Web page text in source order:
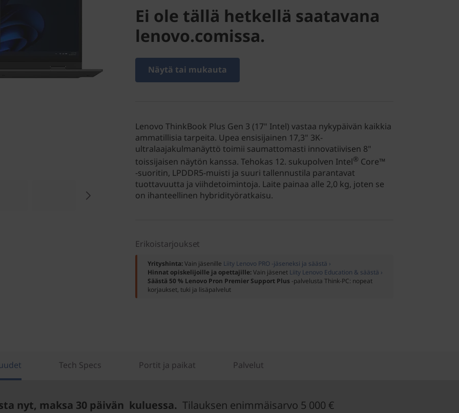
Ei ole tällä hetkellä saatavana
lenovo.comissa.
Näytä tai mukauta
Lenovo ThinkBook Plus Gen 3 (17" Intel) vastaa nykypäivän kaikkia
ammatillisia tarpeita. Upea ensisijainen 17,3" 3K-
ultralaajakulmanäyttö toimii saumattomasti innovatiivisen 8"
toissijaisen näytön kanssa. Tehokas 12. sukupolven Intel® Core™
‑suoritin, LPDDR5-muisti ja suuri tallennustila parantavat
tuottavuutta ja viihdetoimintoja. Laite painaa alle 2,0 kg, joten se
on ihanteellinen hybridityöratkaisu.
Erikoistarjoukset
Yrityshinta:Vain jäsenille Liity Lenovo PRO -jäseneksi ja säästä ›
Hinnat opiskelijoille ja opettajille:Vain jäsenet Liity Lenovo Education & säästä ›
Säästä 50 % Lenovo Pron Premier Support Plus -palvelusta Think-PC: nopeat
korjaukset, tuki ja lisäpalvelut
Tech Specs Portit ja paikat Palvelut
nyt, maksa 30 päivän kuluessa. Tilauksen enimmäisarvo 5 000 €